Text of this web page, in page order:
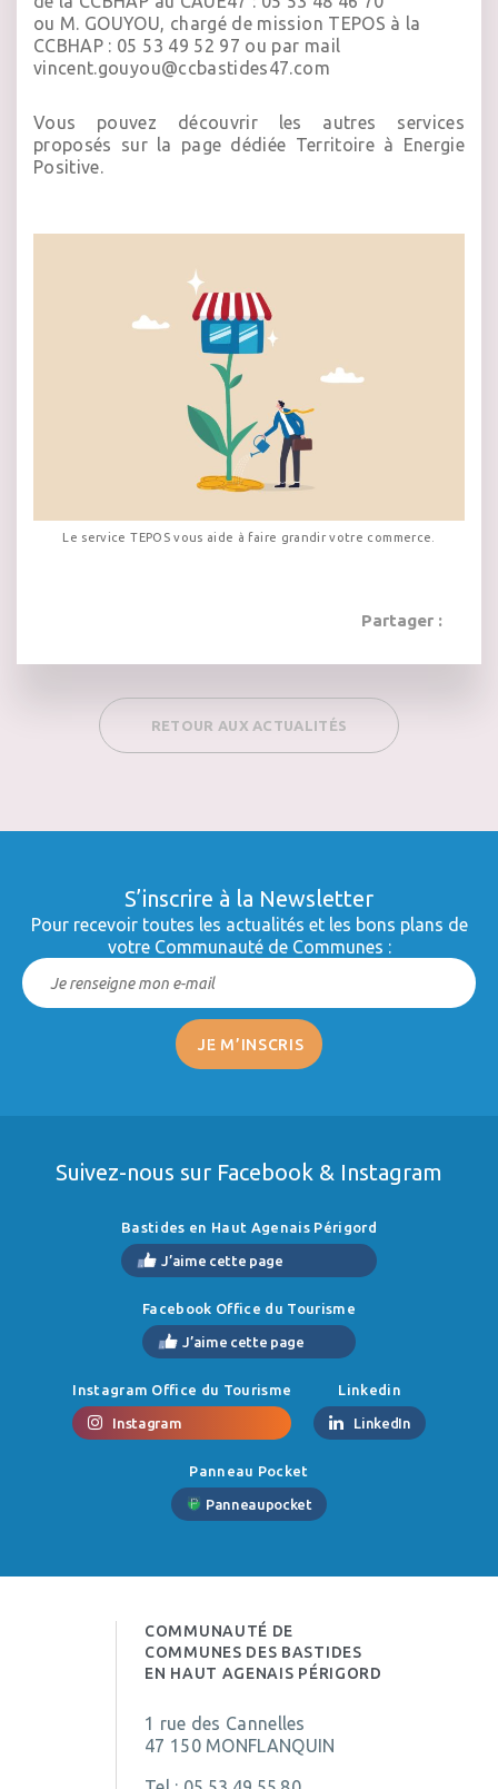
ou M. GOUYOU, chargé de mission TEPOS à la
CCBHAP : 05 53 49 52 97 ou par mail
vincent.gouyou@ccbastides47.com
Vous pouvez découvrir les autres services
proposés sur la page dédiée Territoire à Energie
Positive.
Le service TEPOS vous aide à faire grandir votre commerce.
Partager :
RETOUR AUX ACTUALITÉS
S’inscrire à la Newsletter
Pour recevoir toutes les actualités et les bons plans de
votre Communauté de Communes :
Suivez-nous sur Facebook & Instagram
Bastides en Haut Agenais Périgord
J’aime cette page
Facebook Office du Tourisme
J’aime cette page
Instagram Office du Tourisme
Instagram
Linkedin
LinkedIn
Panneau Pocket
Panneaupocket
COMMUNAUTÉ DE
COMMUNES DES BASTIDES
EN HAUT AGENAIS PÉRIGORD
1 rue des Cannelles
47 150 MONFLANQUIN